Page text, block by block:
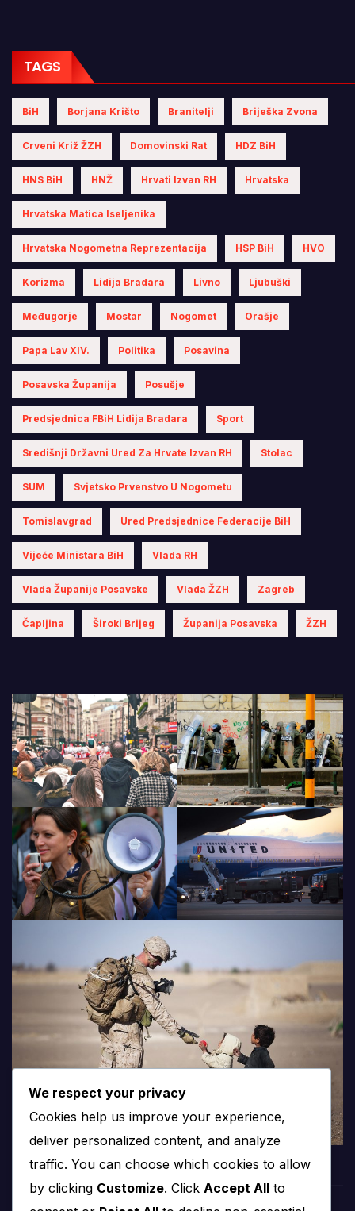
TAGS
BiH Borjana Krišto Branitelji Briješka Zvona
Crveni Križ ŽZH Domovinski Rat HDZ BiH
HNS BiH HNŽ Hrvati Izvan RH Hrvatska
Hrvatska Matica Iseljenika
Hrvatska Nogometna Reprezentacija HSP BiH HVO
Korizma Lidija Bradara Livno Ljubuški
Međugorje Mostar Nogomet Orašje
Papa Lav XIV. Politika Posavina
Posavska Županija Posušje
Predsjednica FBiH Lidija Bradara Sport
Središnji Državni Ured Za Hrvate Izvan RH Stolac
SUM Svjetsko Prvenstvo U Nogometu
Tomislavgrad Ured Predsjednice Federacije BiH
Vijeće Ministara BiH Vlada RH
Vlada Županije Posavske Vlada ŽZH Zagreb
Čapljina Široki Brijeg Županija Posavska ŽZH
We respect your privacy
Cookies help us improve your experience,
deliver personalized content, and analyze
traffic. You can choose which cookies to allow
by clicking Customize. Click Accept All to